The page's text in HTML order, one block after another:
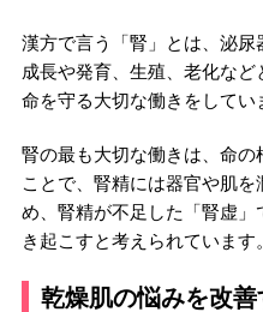
漢方で言う「腎」とは、泌
成長や発育、生殖、老化な
命を守る大切な働きをしてい
腎の最も大切な働きは、命
ことで、腎精には器官や肌
め、腎精が不足した「腎虚」
き起こすと考えられています。
乾燥肌の悩みを改